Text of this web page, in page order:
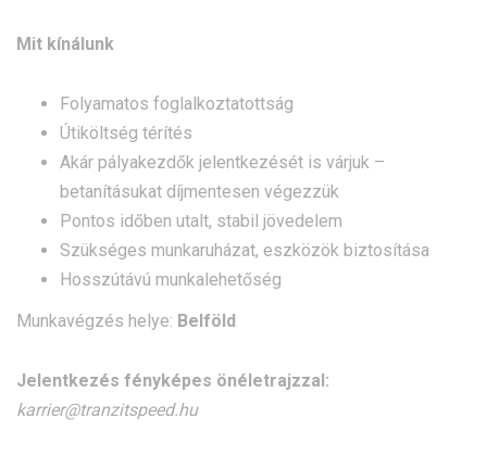
Mit kínálunk
Folyamatos foglalkoztatottság
Útiköltség térítés
Akár pályakezdők jelentkezését is várjuk –
betanításukat díjmentesen végezzük
Pontos időben utalt, stabil jövedelem
Szükséges munkaruházat, eszközök biztosítása
Hosszútávú munkalehetőség
Munkavégzés helye: Belföld
Jelentkezés fényképes önéletrajzzal:
karrier@tranzitspeed.hu